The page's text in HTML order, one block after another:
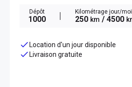
Dépôt
1000
Kilométrage jour/
250 km / 4500
Location d'un jour disponible
Livraison gratuite